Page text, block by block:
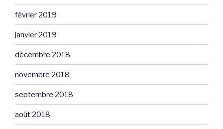
février 2019
janvier 2019
décembre 2018
novembre 2018
septembre 2018
août 2018